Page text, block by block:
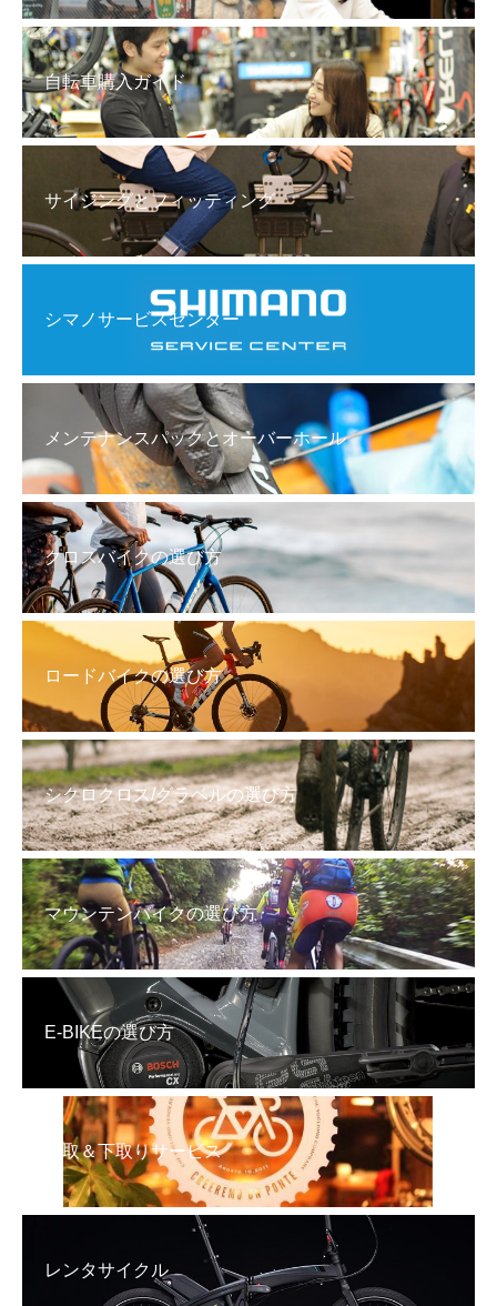
自転車購入ガイド
サイジングとフィッティング
シマノサービスセンター
メンテナンスパックとオーバーホール
クロスバイクの選び方
ロードバイクの選び方
シクロクロス/グラベルの選び方
マウンテンバイクの選び方
E-BIKEの選び方
買取＆下取りサービス
レンタサイクル